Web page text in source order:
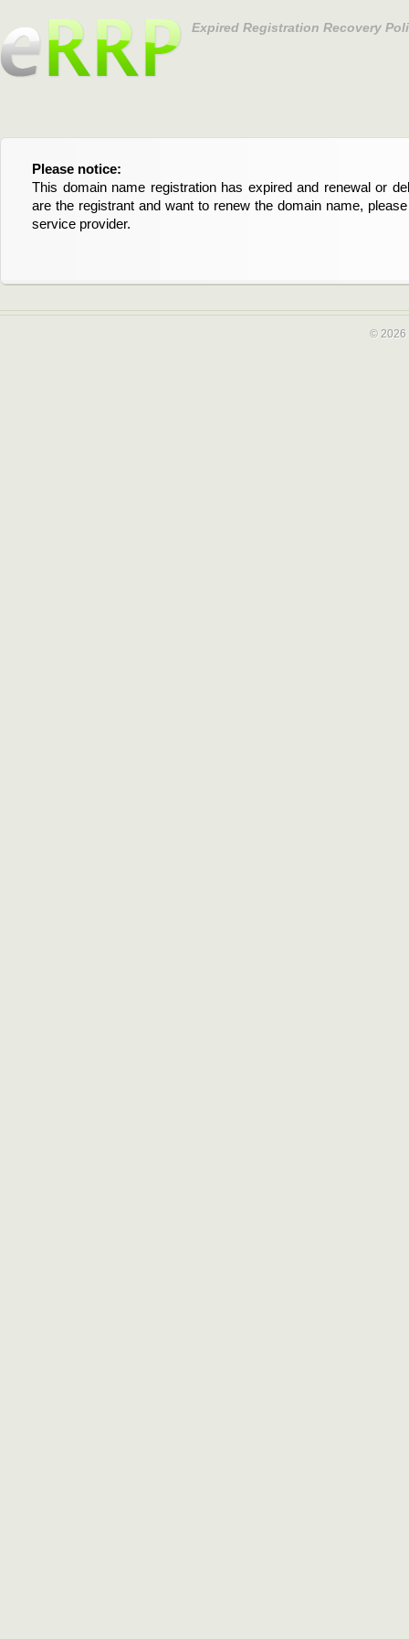
Expired Registration Recovery
Please notice:
This domain name registration has expired and renewal or
are the registrant and want to renew the domain name,
service provider.
Bitte beachten Sie:
Diese Domainregistrierung ist abgelaufen und die
Domain stehen an. Wenn Sie der Registrant sind und
verlängern möchten, kontaktieren Sie bitte Ihren Service-
© 2026